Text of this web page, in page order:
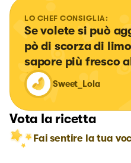
LO CHEF CONSIGLIA:
Se volete si può
pò di scorza di
sapore più fresco
Sweet_Lola
Vota la ricetta
Fai sentire la tua